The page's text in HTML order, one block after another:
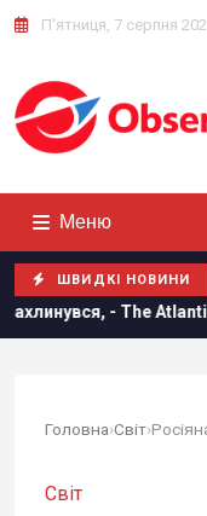
П'ятниця, 7 серпня
Меню
ШВИДКІ НОВИНИ
Atlantic В
Головна›Світ›
Світ